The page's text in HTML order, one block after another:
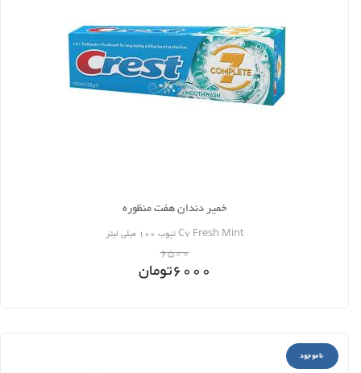
خمیر دندان هفت منظوره‌
C7 Fresh Mint تیوب 100 میلی لیتر
6500
6000تومان
ناموجود